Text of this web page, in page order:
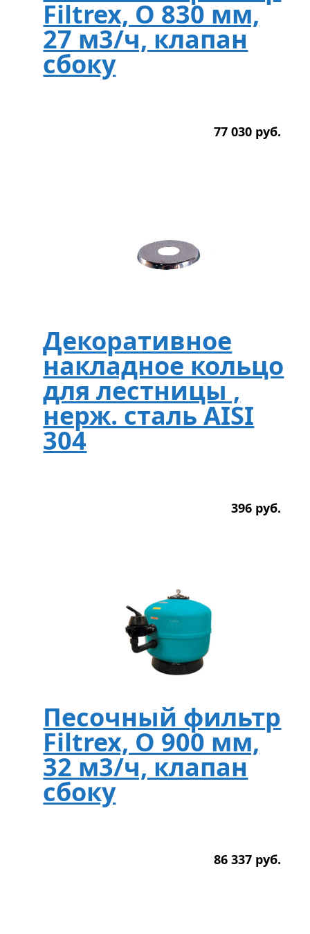
Filtrex, O 830 мм,
27 м3/ч, клапан
сбоку
77 030 руб.
Декоративное
накладное кольцо
для лестницы ,
нерж. сталь AISI
304
396 руб.
Песочный фильтр
Filtrex, O 900 мм,
32 м3/ч, клапан
сбоку
86 337 руб.